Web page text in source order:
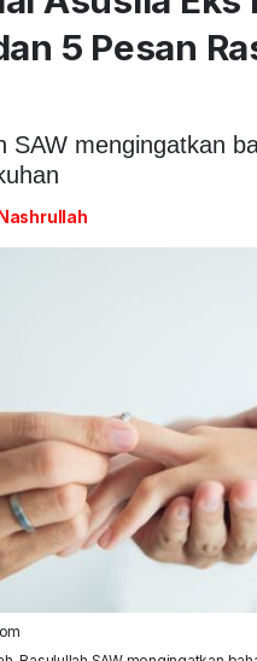
5 Pesan
SAW mengingatkan